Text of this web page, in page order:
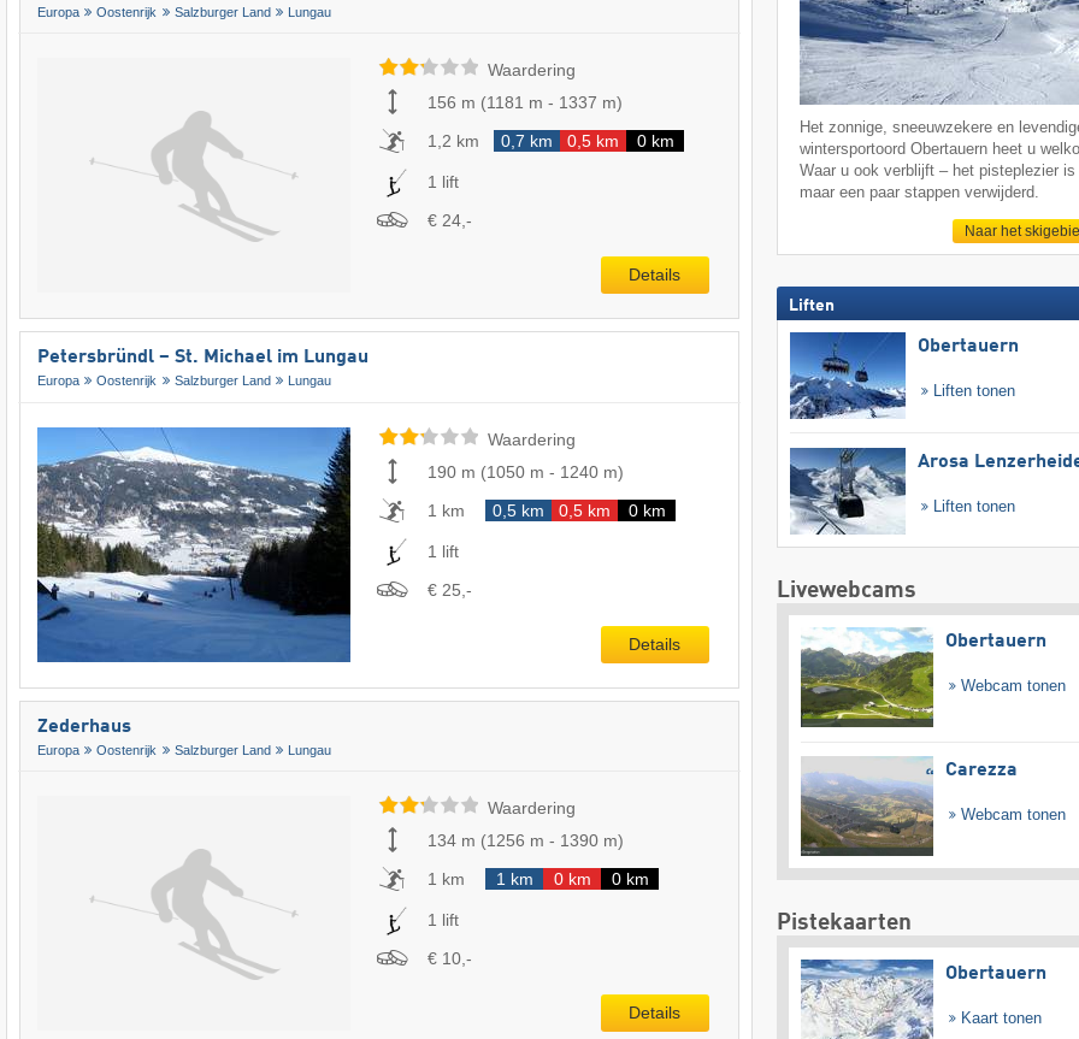
Europa Oostenrijk Salzburger Land Lungau
Waardering
156 m (1181 m - 1337 m)
1,2 km
0,7 km 0,5 km 0 km
1 lift
€ 24,-
Details
Petersbründl – St. Michael im Lungau
Europa Oostenrijk Salzburger Land Lungau
Waardering
190 m (1050 m - 1240 m)
1 km
0,5 km 0,5 km 0 km
1 lift
€ 25,-
Details
Zederhaus
Europa Oostenrijk Salzburger Land Lungau
Waardering
134 m (1256 m - 1390 m)
1 km
1 km 0 km 0 km
1 lift
€ 10,-
Details
Het zonnige, sneeuwzekere en
wintersportoord Obertauern heet u
Waar u ook verblijft – het pisteplezier
maar een paar stappen verwijderd.
Naar het
Liften
Obertauern
Liften tonen
Arosa
Liften tonen
Livewebcams
Obertauern
Webcam tonen
Carezza
Webcam tonen
Pistekaarten
Obertauern
Kaart tonen